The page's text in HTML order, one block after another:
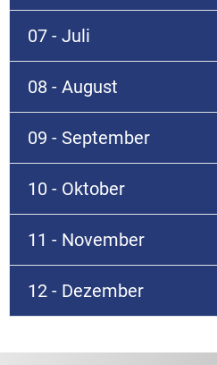
07 - Juli
08 - August
09 - September
10 - Oktober
11 - November
12 - Dezember